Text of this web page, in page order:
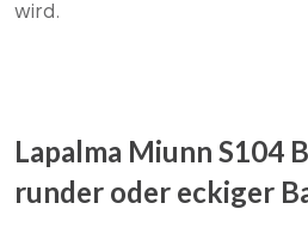
wird.
Lapalma Miunn S104
runder oder eckiger